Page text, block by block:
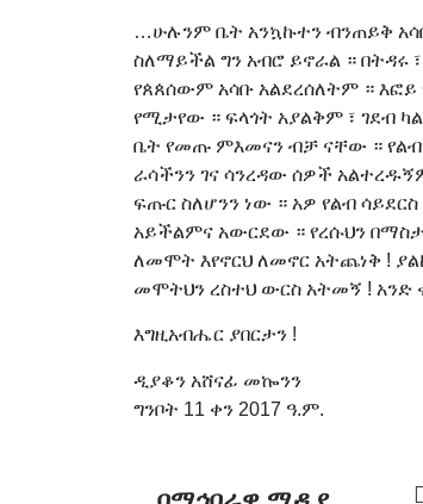
…ሁሉንም ቤት አንኳኩተን ብንጠይቅ
ስለማይችል ግን አብሮ ይኖራል ። በትዳሩ
የጰጰሰውም አሳቡ አልደረሰለትም ። እፎይ
የሚታየው ። ፍላጎት አያልቅም ፣ ገደብ
ቤት የመጡ ምእመናን ብቻ ናቸው ። የልብ
ራሳችንን ገና ሳንረዳው ሰዎች
ፍጡር ስለሆንን ነው ። አዎ የልብ
አይችልምና አውርደው ። የረሱህን
ለመሞት እየኖርህ ለመኖር አትጨነቅ !
መሞትህን ረስተህ ውርስ አትመኝ ! አንድ
እግዚአብሔር ያበርታን !
ዲያቆን አሸናፊ መኰንን
ግንቦት 11 ቀን 2017 ዓ.ም.